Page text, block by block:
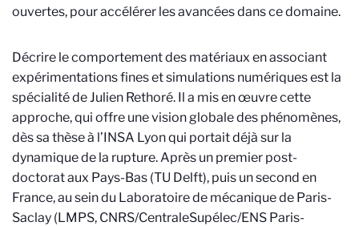
ouvertes, pour accélérer les avancées dans ce domaine.
Décrire le comportement des matériaux en associant
expérimentations fines et simulations numériques est la
spécialité de Julien Rethoré. Il a mis en œuvre cette
approche, qui offre une vision globale des phénomènes,
dès sa thèse à l’INSA Lyon qui portait déjà sur la
dynamique de la rupture. Après un premier post-
doctorat aux Pays-Bas (TU Delft), puis un second en
France, au sein du Laboratoire de mécanique de Paris-
Saclay (LMPS, CNRS/CentraleSupélec/ENS Paris-